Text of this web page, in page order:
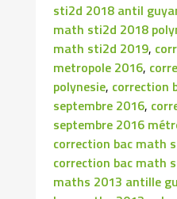
sti2d 2018 antil
math sti2d 2018
math sti2d 2019,
metropole 2016,
polynesie, correction
septembre 2016,
septembre 2016
correction bac math
correction bac math
maths 2013 antille